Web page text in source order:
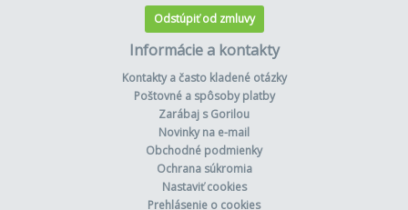
Odstúpiť od zmluvy
Informácie a kontakty
Kontakty a často kladené otázky
Poštovné a spôsoby platby
Zarábaj s Gorilou
Novinky na e-mail
Obchodné podmienky
Ochrana súkromia
Nastaviť cookies
Prehlásenie o cookies